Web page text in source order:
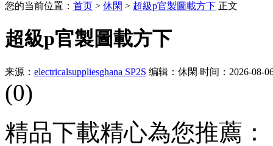
您的当前位置： 首页 > 休閑 > 超級p官製圖載方下 正文
超級p官製圖載方下
来源： electricalsuppliesghana SP2S 编辑：休閑 时间：2026-08-
(0)
精品下載精心為您推薦：